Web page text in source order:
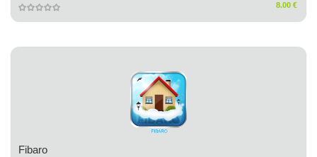
8.00 €
Fibaro